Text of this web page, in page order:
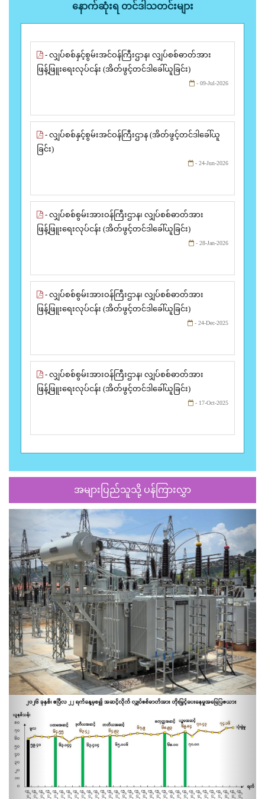
နောက်ဆုံးရ တင်ဒါသတင်းများ
- လျှပ်စစ်နှင့်စွမ်းအင်ဝန်ကြီးဌာန၊ လျှပ်စစ်ဓာတ်အား
ဖြန့်ဖြူးရေးလုပ်ငန်း (အိတ်ဖွင့်တင်ဒါခေါ်ယူခြင်း)
- 09-Jul-2026
- လျှပ်စစ်နှင့်စွမ်းအင်ဝန်ကြီးဌာန (အိတ်ဖွင့်တင်ဒါခေါ်ယူ
ခြင်း)
- 24-Jun-2026
- လျှပ်စစ်စွမ်းအားဝန်ကြီးဌာန၊ လျှပ်စစ်ဓာတ်အား
ဖြန့်ဖြူးရေးလုပ်ငန်း (အိတ်ဖွင့်တင်ဒါခေါ်ယူခြင်း)
- 28-Jan-2026
- လျှပ်စစ်စွမ်းအားဝန်ကြီးဌာန၊ လျှပ်စစ်ဓာတ်အား
ဖြန့်ဖြူးရေးလုပ်ငန်း (အိတ်ဖွင့်တင်ဒါခေါ်ယူခြင်း)
- 24-Dec-2025
- လျှပ်စစ်စွမ်းအားဝန်ကြီးဌာန၊ လျှပ်စစ်ဓာတ်အား
ဖြန့်ဖြူးရေးလုပ်ငန်း (အိတ်ဖွင့်တင်ဒါခေါ်ယူခြင်း)
- 17-Oct-2025
အများပြည်သူသို့ ပန်ကြားလွှာ
Previous